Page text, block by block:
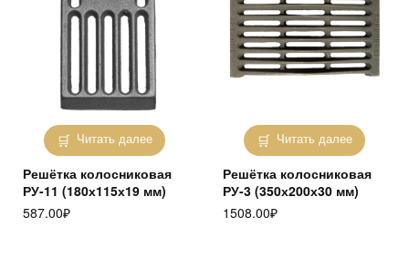
Читать далее
Решётка колосниковая
РУ-11 (180х115х19 мм)
587.00₽
Читать далее
Решётка колосниковая
РУ-3 (350х200х30 мм)
1508.00₽